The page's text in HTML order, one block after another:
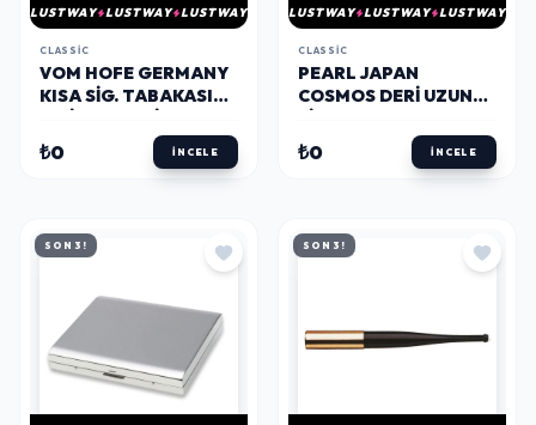
LUSTWAY LUSTWAY LUSTWAY
CLASSIC
VOM HOFE GERMANY
KISA SIG. TABAKASI
₺0 İNCELE
LUSTWAY LUSTWAY LUSTWAY
CLASSIC
PEARL JAPAN
COSMOS DERI UZUN
CROCO YEŞIL 9LU
₺0 İNCELE
SON 3! SON 3!